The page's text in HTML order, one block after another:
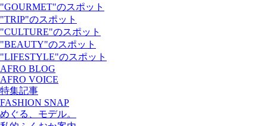
"GOURMET"のスポット
"TRIP"のスポット
"CULTURE"のスポット
"BEAUTY"のスポット
"LIFESTYLE"のスポット
AFRO BLOG
AFRO VOICE
特集記事
FASHION SNAP
めぐる、モデル。